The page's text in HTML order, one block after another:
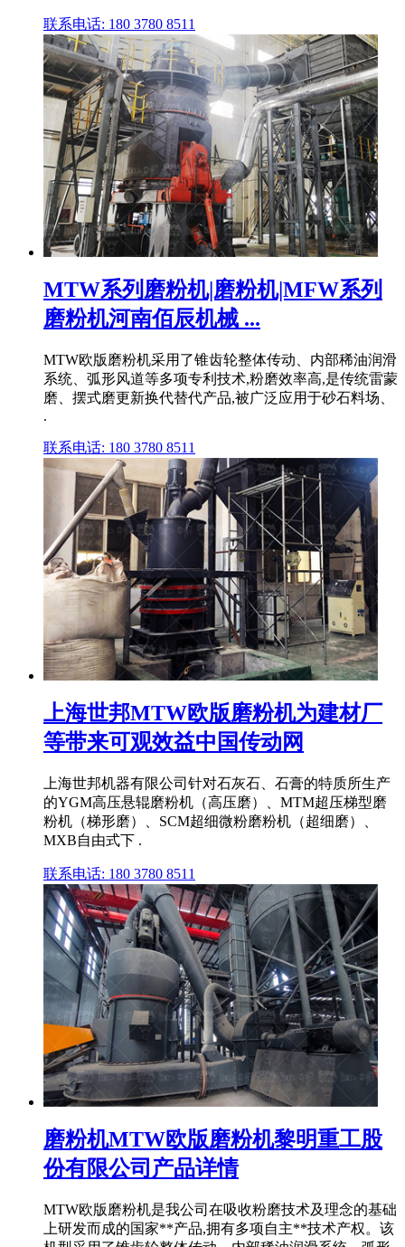
联系电话: 180 3780 8511
MTW系列磨粉机|磨粉机|MFW系列
磨粉机河南佰辰机械 ...
MTW欧版磨粉机采用了锥齿轮整体传动、内部稀油润滑
系统、弧形风道等多项专利技术,粉磨效率高,是传统雷蒙
磨、摆式磨更新换代替代产品,被广泛应用于砂石料场、
.
联系电话: 180 3780 8511
上海世邦MTW欧版磨粉机为建材厂
等带来可观效益中国传动网
上海世邦机器有限公司针对石灰石、石膏的特质所生产
的YGM高压悬辊磨粉机（高压磨）、MTM超压梯型磨
粉机（梯形磨）、SCM超细微粉磨粉机（超细磨）、
MXB自由式下 .
联系电话: 180 3780 8511
磨粉机MTW欧版磨粉机黎明重工股
份有限公司产品详情
MTW欧版磨粉机是我公司在吸收粉磨技术及理念的基础
上研发而成的国家**产品,拥有多项自主**技术产权。该